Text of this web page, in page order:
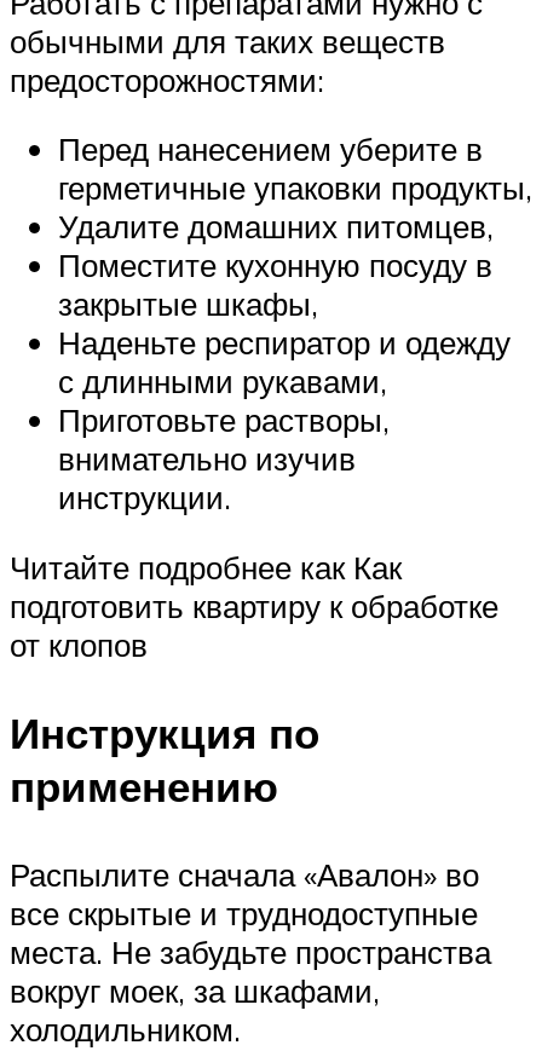
обычными для таких веществ
предосторожностями:
Перед нанесением уберите в
герметичные упаковки продукты,
Удалите домашних питомцев,
Поместите кухонную посуду в
закрытые шкафы,
Наденьте респиратор и одежду
с длинными рукавами,
Приготовьте растворы,
внимательно изучив
инструкции.
Читайте подробнее как Как
подготовить квартиру к обработке
от клопов
Инструкция по
применению
Распылите сначала «Авалон» во
все скрытые и труднодоступные
места. Не забудьте пространства
вокруг моек, за шкафами,
холодильником.